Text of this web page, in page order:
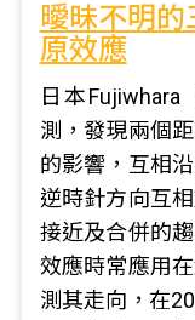
曖昧不明
原效應
日本
測，發現兩個
的影響，互相
逆時針方向互
接近及合併的
效應時常應用
測其走向，在